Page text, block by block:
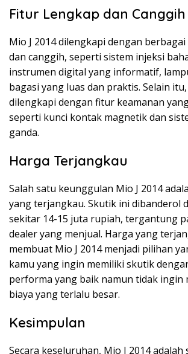
Fitur Lengkap dan Canggih
Mio J 2014 dilengkapi dengan
dan canggih, seperti sistem injeksi
instrumen digital yang informatif,
bagasi yang luas dan praktis. Selain
dilengkapi dengan fitur keamanan
seperti kunci kontak magnetik dan
ganda.
Harga Terjangkau
Salah satu keunggulan Mio J 2014
yang terjangkau. Skutik ini dibanderol
sekitar 14-15 juta rupiah, tergantung
dealer yang menjual. Harga yang
membuat Mio J 2014 menjadi pilihan
kamu yang ingin memiliki skutik
performa yang baik namun tidak ingin
biaya yang terlalu besar.
Kesimpulan
Secara keseluruhan, Mio J 2014